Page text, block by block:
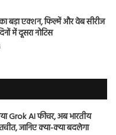
बड़ा एक्शन, फिल्में और वेब सीरीज
में दूसरा नोटिस
Grok AI फीचर, अब भारतीय
जानिए क्या-क्या बदलेगा